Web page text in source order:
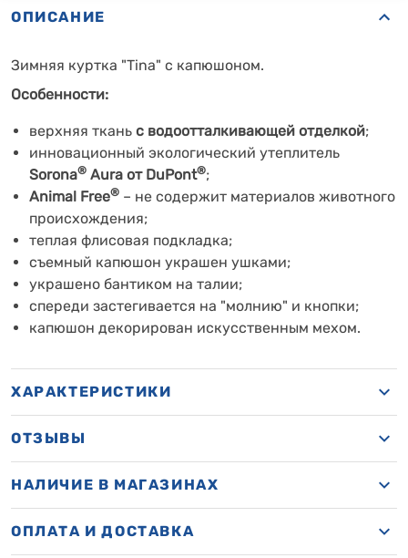
ОПИСАНИЕ
Зимняя куртка "Tina" с капюшоном.
Особенности:
верхняя ткань с водоотталкивающей отделкой;
инновационный экологический утеплитель
Sorona® Aura от DuPont®;
Animal Free® – не содержит материалов животного
происхождения;
теплая флисовая подкладка;
съемный капюшон украшен ушками;
украшено бантиком на талии;
спереди застегивается на "молнию" и кнопки;
капюшон декорирован искусственным мехом.
ХАРАКТЕРИСТИКИ
ОТЗЫВЫ
НАЛИЧИЕ В МАГАЗИНАХ
ОПЛАТА И ДОСТАВКА